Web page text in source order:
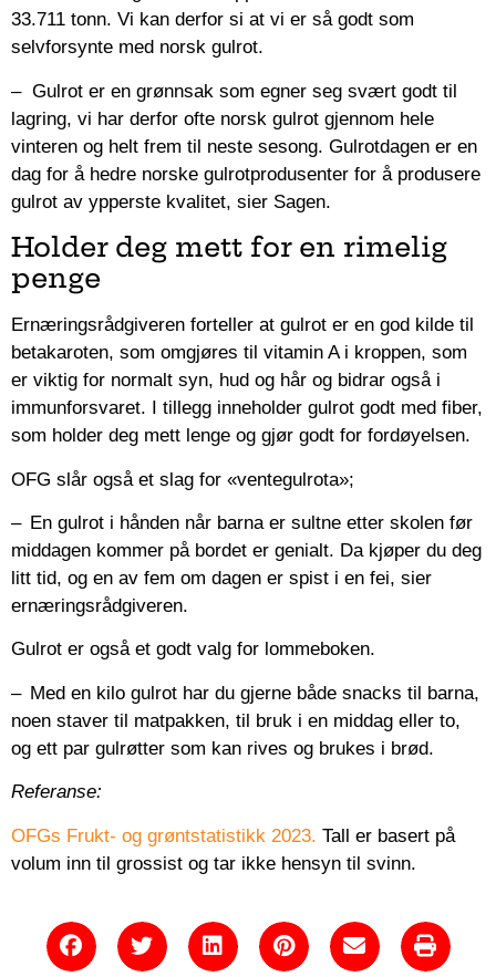
33.711 tonn. Vi kan derfor si at vi er så godt som
selvforsynte med norsk gulrot.
– Gulrot er en grønnsak som egner seg svært godt til
lagring, vi har derfor ofte norsk gulrot gjennom hele
vinteren og helt frem til neste sesong. Gulrotdagen er en
dag for å hedre norske gulrotprodusenter for å produsere
gulrot av ypperste kvalitet, sier Sagen.
Holder deg mett for en rimelig
penge
Ernæringsrådgiveren forteller at gulrot er en god kilde til
betakaroten, som omgjøres til vitamin A i kroppen, som
er viktig for normalt syn, hud og hår og bidrar også i
immunforsvaret. I tillegg inneholder gulrot godt med fiber,
som holder deg mett lenge og gjør godt for fordøyelsen.
OFG slår også et slag for «ventegulrota»;
– En gulrot i hånden når barna er sultne etter skolen før
middagen kommer på bordet er genialt. Da kjøper du deg
litt tid, og en av fem om dagen er spist i en fei, sier
ernæringsrådgiveren.
Gulrot er også et godt valg for lommeboken.
– Med en kilo gulrot har du gjerne både snacks til barna,
noen staver til matpakken, til bruk i en middag eller to,
og ett par gulrøtter som kan rives og brukes i brød.
Referanse:
OFGs Frukt- og grøntstatistikk 2023. Tall er basert på
volum inn til grossist og tar ikke hensyn til svinn.